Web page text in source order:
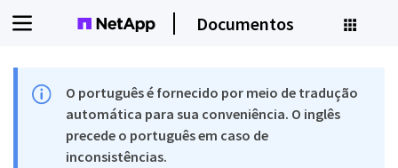
Documentos
O português é fornecido por meio de tradução
automática para sua conveniência. O inglês
precede o português em caso de
inconsistências.